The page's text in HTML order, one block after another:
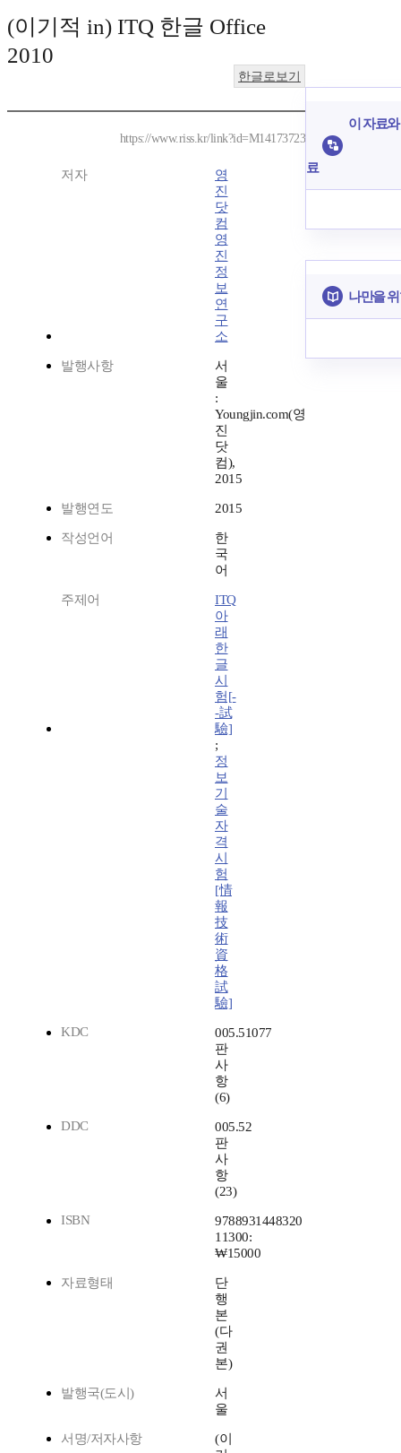
(이기적 in) ITQ 한글 Office
2010
한글로보기
https://www.riss.kr/link?id=M14173723
저자
영
진
닷
컴
영
진
정
보
연
구
소
발행사항
서
울
:
Youngjin.com(영
진
닷
컴),
2015
발행연도 2015
작성언어
한
국
어
주제어
ITQ
아
래
한
글
시
험[-
-試
驗]
;
정
보
기
술
자
격
시
험
[情
報
技
術
資
格
試
驗]
KDC
005.51077
판
사
항
(6)
DDC
005.52
판
사
항
(23)
ISBN
9788931448320
11300:
₩15000
자료형태
단
행
본
(다
권
본)
발행국(도시)
서
울
서명/저자사항
(이
이 자료
료
나만을